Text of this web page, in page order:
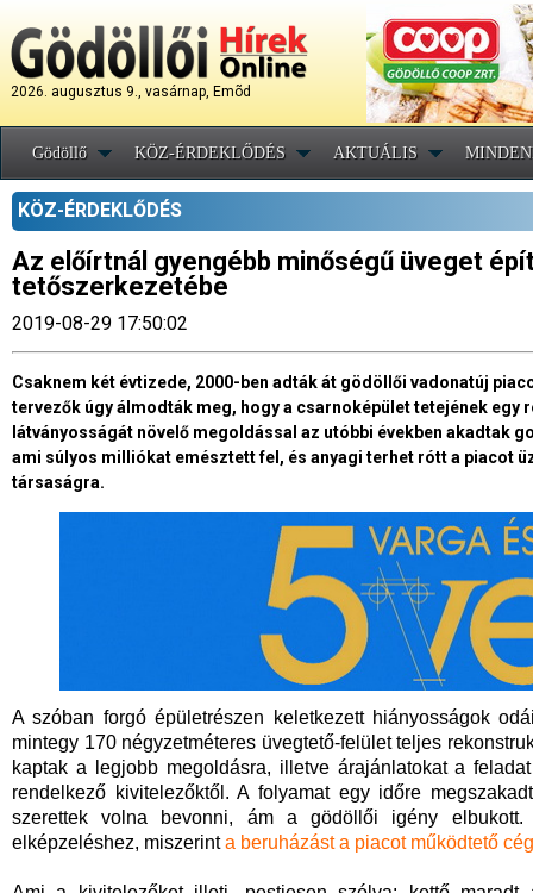
2026. augusztus 9., vasárnap, Emõd
Gödöllő KÖZ-ÉRDEKLŐDÉS AKTUÁLIS
KÖZ-ÉRDEKLŐDÉS
Az előírtnál gyengébb minőségű üveget
tetőszerkezetébe
2019-08-29 17:50:02
Csaknem két évtizede, 2000-ben adták át gödöllői vadonatúj
tervezők úgy álmodták meg, hogy a csarnoképület tetejének egy
látványosságát növelő megoldással az utóbbi években akadtak
ami súlyos milliókat emésztett fel, és anyagi terhet rótt a piacot
társaságra.
A szóban forgó épületrészen keletkezett hiányosságok
mintegy 170 négyzetméteres üvegtető-felület teljes
kaptak a legjobb megoldásra, illetve árajánlatokat a
rendelkező kivitelezőktől. A folyamat egy időre
szerettek volna bevonni, ám a gödöllői igény
elképzeléshez, miszerinta beruházást a piacot működtető